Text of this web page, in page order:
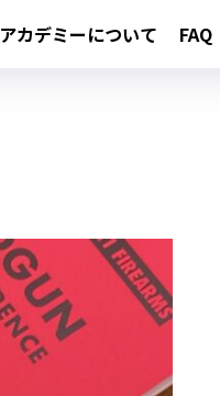
アカデミーについて FAQ